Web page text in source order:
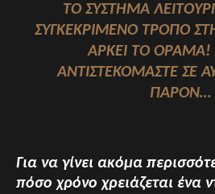
ΤΟ ΣΎΣΤΗΜΑ
ΣΥΓΚΕΚΡΙΜΈΝΟ ΤΡΌΠΟ
ΑΡΚΕΊ ΤΟ ΌΡΑΜΑ!
ΑΝΤΙΣΤΕΚΌΜΑΣΤΕ ΣΕ
ΠΑΡΌΝ…
Για να γίνει ακόμα
πόσο χρόνο χρειάζεται ένα